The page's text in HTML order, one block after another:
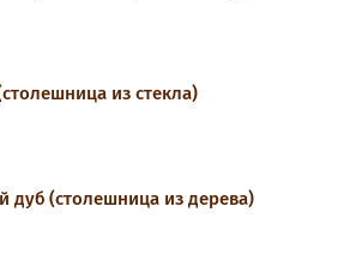
из стекла)
дуб (столешница из дерева)